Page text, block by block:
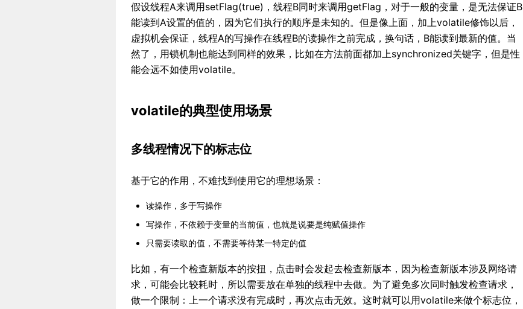
假设线程A来调用setFlag(true)，线程B同时来调用getFlag，对于一般的变量，是无法保证B
能读到A设置的值的，因为它们执行的顺序是未知的。但是像上面，加上volatile修饰以后，
虚拟机会保证，线程A的写操作在线程B的读操作之前完成，换句话，B能读到最新的值。当
然了，用锁机制也能达到同样的效果，比如在方法前面都加上synchronized关键字，但是性
能会远不如使用volatile。
volatile的典型使用场景
多线程情况下的标志位
基于它的作用，不难找到使用它的理想场景：
读操作，多于写操作
写操作，不依赖于变量的当前值，也就是说要是纯赋值操作
只需要读取的值，不需要等待某一特定的值
比如，有一个检查新版本的按扭，点击时会发起去检查新版本，因为检查新版本涉及网络请
求，可能会比较耗时，所以需要放在单独的线程中去做。为了避免多次同时触发检查请求，
做一个限制：上一个请求没有完成时，再次点击无效。这时就可以用volatile来做个标志位，